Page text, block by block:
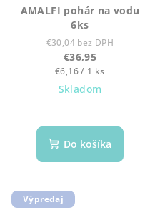
AMALFI pohár na vodu
6ks
€30,04 bez DPH
€36,95
Jednotková
cena:
€6,16 / 1 ks
Skladom
Do košíka
Výpredaj